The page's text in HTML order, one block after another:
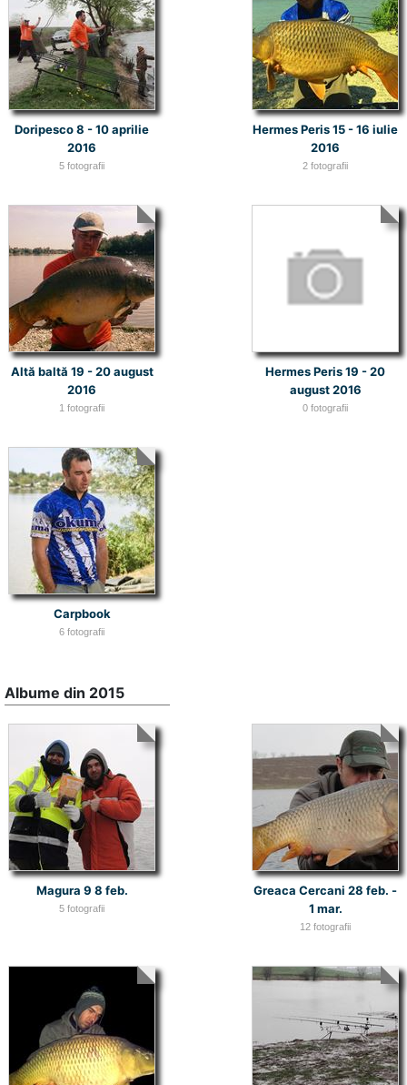
Doripesco 8 - 10 aprilie
2016
5 fotografii
Hermes Peris 15 - 16 iulie
2016
2 fotografii
Altă baltă 19 - 20 august
2016
1 fotografii
Hermes Peris 19 - 20
august 2016
0 fotografii
Carpbook
6 fotografii
Albume din 2015
Magura 9 8 feb.
5 fotografii
Greaca Cercani 28 feb. -
1 mar.
12 fotografii